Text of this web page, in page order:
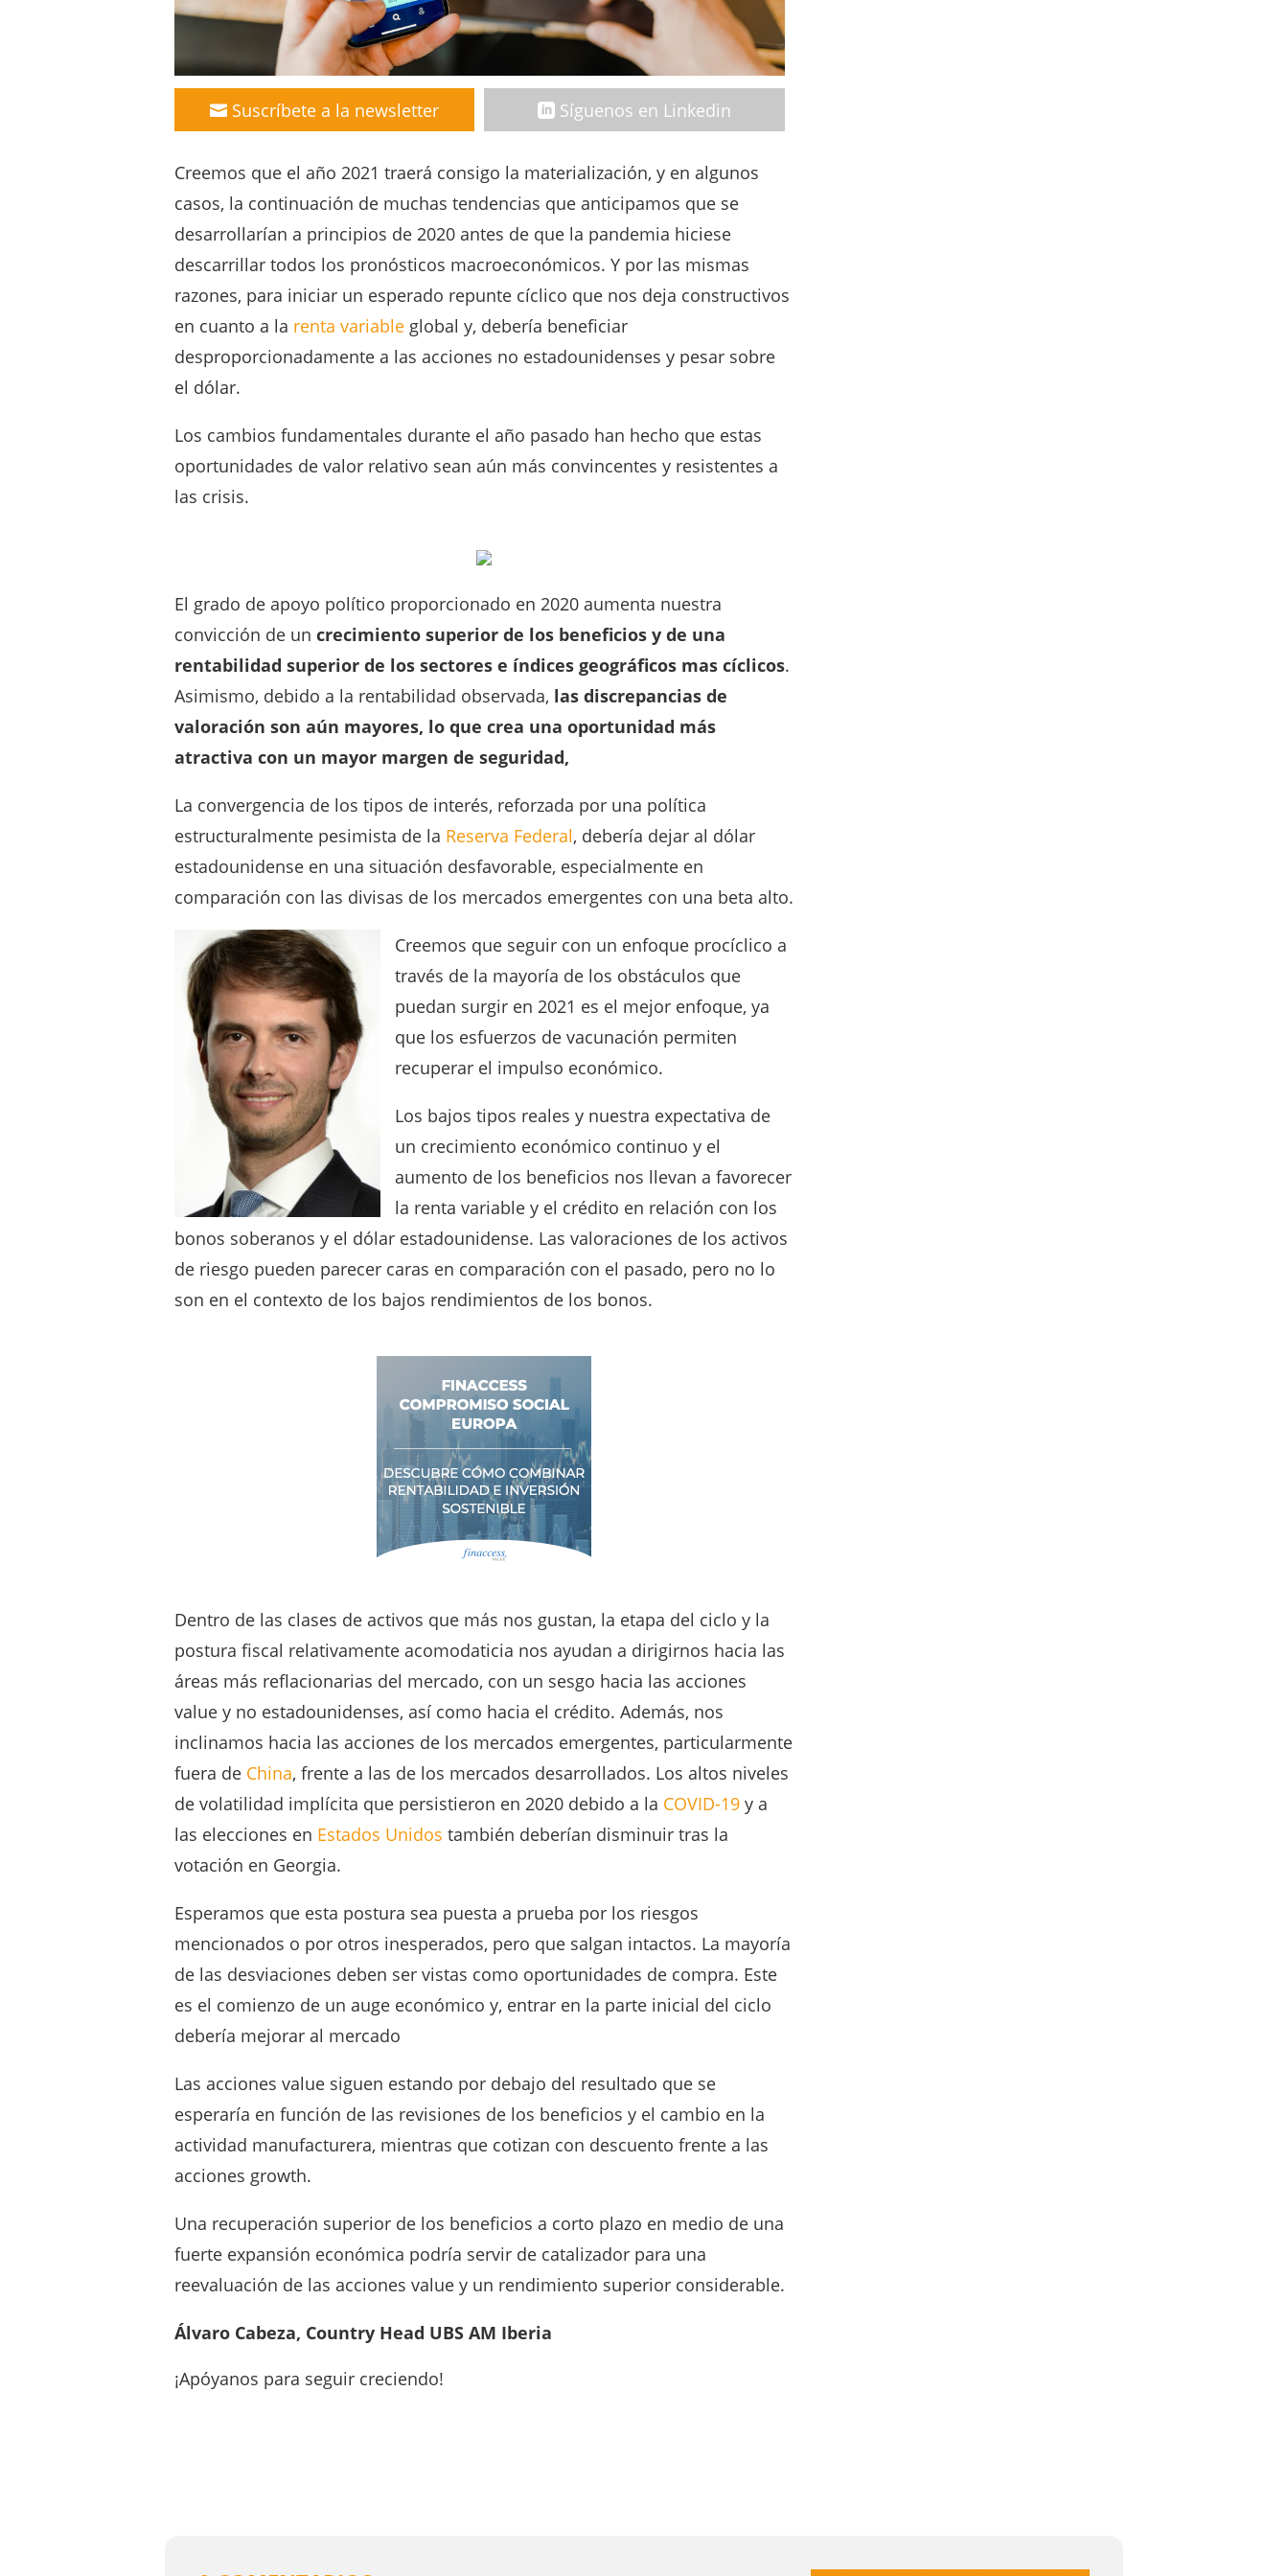
Suscríbete a la newsletter Síguenos en Linkedin
Creemos que el año 2021 traerá consigo la materialización, y en algunos
casos, la continuación de muchas tendencias que anticipamos que se
desarrollarían a principios de 2020 antes de que la pandemia hiciese
descarrillar todos los pronósticos macroeconómicos. Y por las mismas
razones, para iniciar un esperado repunte cíclico que nos deja constructivos
en cuanto a la renta variable global y, debería beneficiar
desproporcionadamente a las acciones no estadounidenses y pesar sobre
el dólar.
Los cambios fundamentales durante el año pasado han hecho que estas
oportunidades de valor relativo sean aún más convincentes y resistentes a
las crisis.
El grado de apoyo político proporcionado en 2020 aumenta nuestra
convicción de un crecimiento superior de los beneficios y de una
rentabilidad superior de los sectores e índices geográficos mas cíclicos.
Asimismo, debido a la rentabilidad observada, las discrepancias de
valoración son aún mayores, lo que crea una oportunidad más
atractiva con un mayor margen de seguridad,
La convergencia de los tipos de interés, reforzada por una política
estructuralmente pesimista de la Reserva Federal, debería dejar al dólar
estadounidense en una situación desfavorable, especialmente en
comparación con las divisas de los mercados emergentes con una beta alto.
Creemos que seguir con un enfoque procíclico a
través de la mayoría de los obstáculos que
puedan surgir en 2021 es el mejor enfoque, ya
que los esfuerzos de vacunación permiten
recuperar el impulso económico.
Los bajos tipos reales y nuestra expectativa de
un crecimiento económico continuo y el
aumento de los beneficios nos llevan a favorecer
la renta variable y el crédito en relación con los
bonos soberanos y el dólar estadounidense. Las valoraciones de los activos
de riesgo pueden parecer caras en comparación con el pasado, pero no lo
son en el contexto de los bajos rendimientos de los bonos.
Dentro de las clases de activos que más nos gustan, la etapa del ciclo y la
postura fiscal relativamente acomodaticia nos ayudan a dirigirnos hacia las
áreas más reflacionarias del mercado, con un sesgo hacia las acciones
value y no estadounidenses, así como hacia el crédito. Además, nos
inclinamos hacia las acciones de los mercados emergentes, particularmente
fuera de China, frente a las de los mercados desarrollados. Los altos niveles
de volatilidad implícita que persistieron en 2020 debido a la COVID-19 y a
las elecciones en Estados Unidos también deberían disminuir tras la
votación en Georgia.
Esperamos que esta postura sea puesta a prueba por los riesgos
mencionados o por otros inesperados, pero que salgan intactos. La mayoría
de las desviaciones deben ser vistas como oportunidades de compra. Este
es el comienzo de un auge económico y, entrar en la parte inicial del ciclo
debería mejorar al mercado
Las acciones value siguen estando por debajo del resultado que se
esperaría en función de las revisiones de los beneficios y el cambio en la
actividad manufacturera, mientras que cotizan con descuento frente a las
acciones growth.
Una recuperación superior de los beneficios a corto plazo en medio de una
fuerte expansión económica podría servir de catalizador para una
reevaluación de las acciones value y un rendimiento superior considerable.
Álvaro Cabeza, Country Head UBS AM Iberia
¡Apóyanos para seguir creciendo!